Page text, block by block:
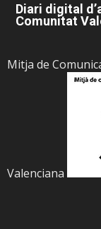
Diari digital
Comunitat
Mitja de
Valenciana